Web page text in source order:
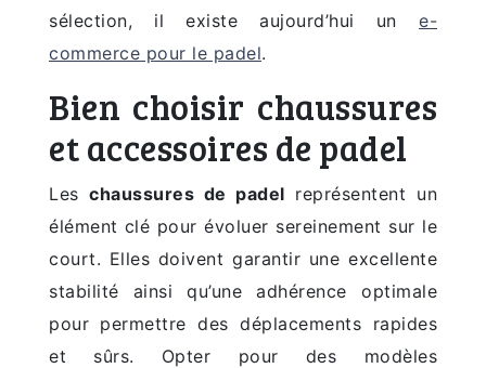
sélection, il existe aujourd’hui un e-
commerce pour le padel.
Bien choisir chaussures
et accessoires de padel
Leschaussures de padel représentent un
élément clé pour évoluer sereinement sur le
court. Elles doivent garantir une excellente
stabilité ainsi qu’une adhérence optimale
pour permettre des déplacements rapides
et sûrs. Opter pour des modèles